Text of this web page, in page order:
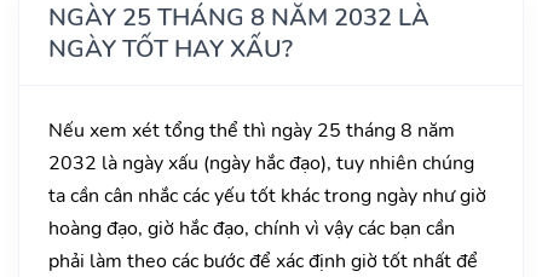
NGÀY 25 THÁNG 8 NĂM 2032 LÀ
NGÀY TỐT HAY XẤU?
Nếu xem xét tổng thể thì ngày 25 tháng 8 năm
2032 là ngày xấu (ngày hắc đạo), tuy nhiên chúng
ta cần cân nhắc các yếu tốt khác trong ngày như giờ
hoàng đạo, giờ hắc đạo, chính vì vậy các bạn cần
phải làm theo các bước để xác định giờ tốt nhất để